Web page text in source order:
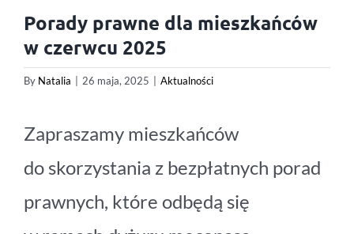
Porady prawne dla mieszkańców
w czerwcu 2025
By Natalia 26 maja, 2025 Aktualności
Zapraszamy mieszkańców
do skorzystania z bezpłatnych porad
prawnych, które odbędą się